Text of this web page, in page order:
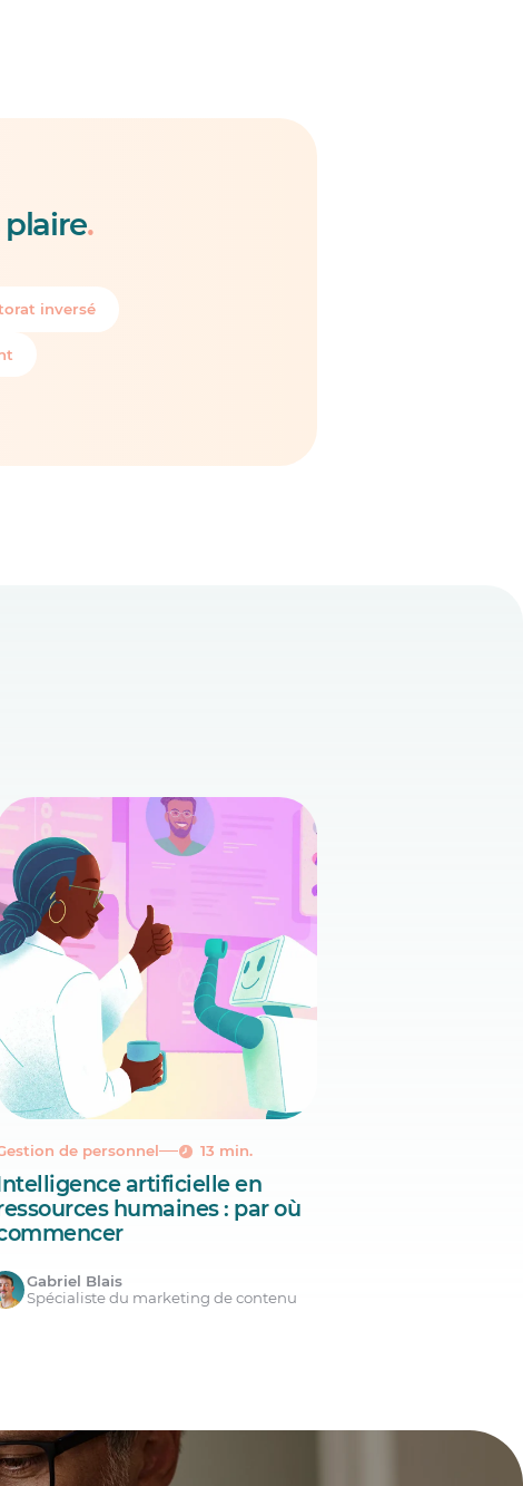
.
inversé
de personnel 13 min.
artificielle en
humaines : par où
Gabriel Blais
Spécialiste du marketing de contenu